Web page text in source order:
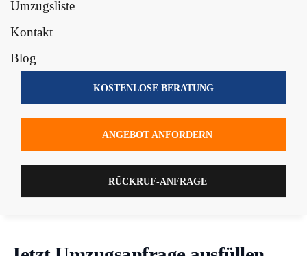
Umzugsliste
Kontakt
Blog
KOSTENLOSE BERATUNG
ANGEBOT ANFORDERN
RÜCKRUF-ANFRAGE